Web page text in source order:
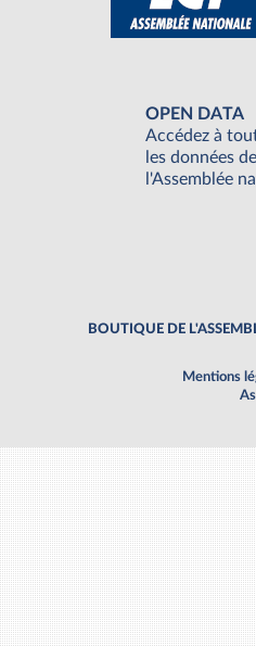
OPEN DATA
Accédez à
les données de
l'Assemblée
BOUTIQUE DE
Mentions